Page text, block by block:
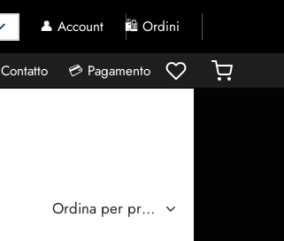
👤 Account 🛍️ Ordini
Contatto 💳 Pagamento